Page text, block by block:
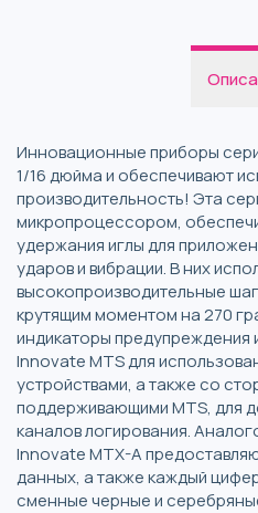
Инновационные приборы
1/16 дюйма и обеспечивают
производительность! Эта
микропроцессором,
удержания иглы для
ударов и вибрации. В них
высокопроизводительные
крутящим моментом на 270
индикаторы предупреждения
Innovate MTS для
устройствами, а также со
поддерживающими MTS, для
каналов логирования.
Innovate MTX-A
данных, а также каждый
сменные черные и